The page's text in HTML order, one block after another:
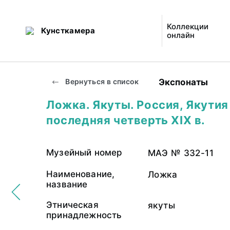
Кунсткамера
Коллекции
онлайн
Вернуться в список Экспонаты
Ложка. Якуты. Россия,
последняя четверть XIX в.
Музейный номер МАЭ № 332-11
Наименование,
название
Ложка
Этническая
принадлежность
якуты